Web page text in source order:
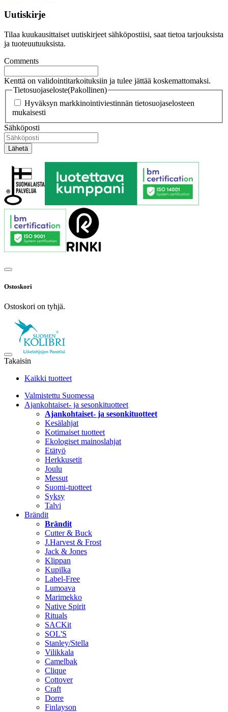
Uutiskirje
Tilaa kuukausittaiset uutiskirjeet sähköpostiisi, saat tietoa tarjouksista
ja tuoteuutuuksista.
Comments
Kenttä on validointitarkoituksiin ja tulee jättää koskemattomaksi.
Tietosuojaseloste(Pakollinen)
Hyväksyn markkinointiviestinnän tietosuojaselosteen
mukaisesti
Sähköposti
Ostoskori
Ostoskori on tyhjä.
Takaisin
Kaikki tuotteet
Valmistettu Suomessa
Ajankohtaiset- ja sesonkituotteet
Ajankohtaiset- ja sesonkituotteet
Kesälahjat
Kotimaiset tuotteet
Ekologiset mainoslahjat
Etätyö
Herkkusetit
Joulu
Messut
Suomi-tuotteet
Syksy
Talvi
Brändit
Brändit
Cutter & Buck
J.Harvest & Frost
Jack & Jones
Klippan
Kupilka
Label-Free
Lumoava
Marimekko
Native Spirit
Rituals
SACKit
SOL'S
Stanley/Stella
Vilikkala
Camelbak
Clique
Cottover
Craft
Dorre
Finlayson